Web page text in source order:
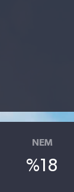
NEM
%18